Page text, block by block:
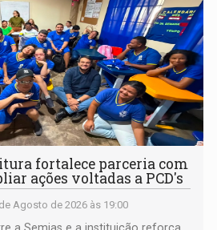
fortalece parceria com
ações voltadas a PCD's
Agosto de 2026 às 19:00